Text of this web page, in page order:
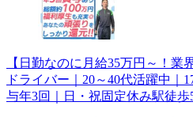
【日勤なのに月給35万円～！業
ドライバー｜20～40代活躍中｜
与年3回｜日・祝固定休み駅徒歩